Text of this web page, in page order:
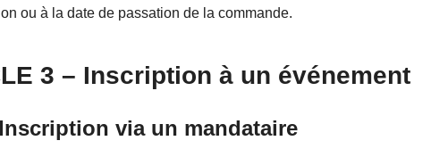
ou à la date de passation de la commande.
3 – Inscription à un événement
via un mandataire